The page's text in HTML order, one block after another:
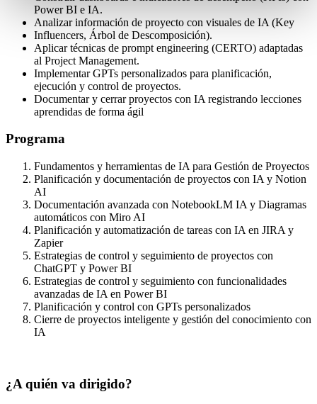
Power BI e IA.
Analizar información de proyecto con visuales de IA (Key
Influencers, Árbol de Descomposición).
Aplicar técnicas de prompt engineering (CERTO) adaptadas
al Project Management.
Implementar GPTs personalizados para planificación,
ejecución y control de proyectos.
Documentar y cerrar proyectos con IA registrando lecciones
aprendidas de forma ágil
Programa
Fundamentos y herramientas de IA para Gestión de Proyectos
Planificación y documentación de proyectos con IA y Notion
AI
Documentación avanzada con NotebookLM IA y Diagramas
automáticos con Miro AI
Planificación y automatización de tareas con IA en JIRA y
Zapier
Estrategias de control y seguimiento de proyectos con
ChatGPT y Power BI
Estrategias de control y seguimiento con funcionalidades
avanzadas de IA en Power BI
Planificación y control con GPTs personalizados
Cierre de proyectos inteligente y gestión del conocimiento con
IA
¿A quién va dirigido?